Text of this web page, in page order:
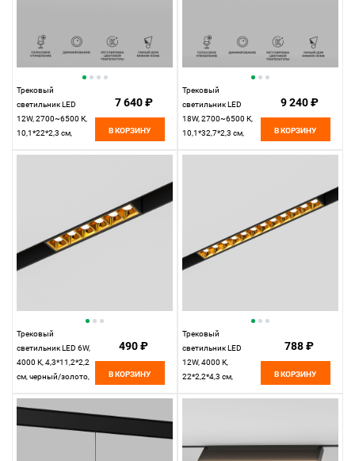
Трековый
светильник LED
12W, 2700~6500 К,
10,1*22*2,3 см,
7 640 ₽
В КОРЗИНУ
Трековый
светильник LED
18W, 2700~6500 К,
10,1*32,7*2,3 см,
9 240 ₽
В КОРЗИНУ
Трековый
светильник LED 6W,
4000 К, 4,3*11,2*2,2
см, черный/золото,
Magnetic 85101/01
490 ₽
В КОРЗИНУ
Трековый
светильник LED
12W, 4000 К,
22*2,2*4,3 см,
788 ₽
В КОРЗИНУ